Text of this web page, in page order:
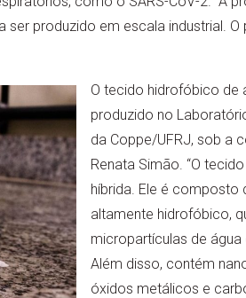
produzido em escala industrial.
O tecido hidrofóbico de
produzido no
da Coppe/UFRJ, sob a
Renata Simão. “O
híbrida. Ele é composto
altamente hidrofóbico,
micropartículas de
Além disso, contém
óxidos metálicos e